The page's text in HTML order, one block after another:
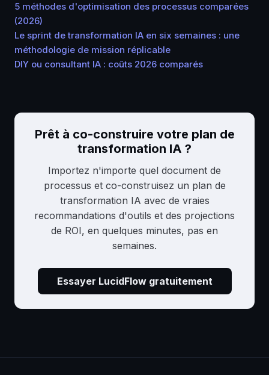
5 méthodes d'optimisation des processus comparées
(2026)
Le sprint de transformation IA en six semaines : une
méthodologie de mission réplicable
DIY ou consultant IA : coûts 2026 comparés
Prêt à co-construire votre plan de
transformation IA ?
Importez n'importe quel document de
processus et co-construisez un plan de
transformation IA avec de vraies
recommandations d'outils et des projections
de ROI, en quelques minutes, pas en
semaines.
Essayer LucidFlow gratuitement